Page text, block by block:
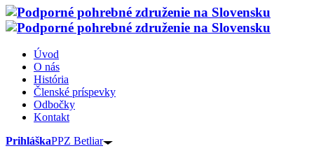
Úvod
O nás
História
Členské príspevky
Odbočky
Kontakt
PrihláškaPPZ Betliar